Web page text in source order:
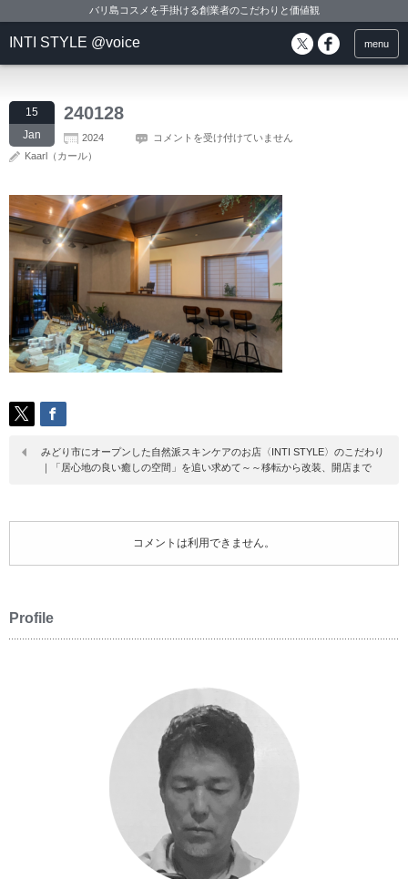
バリ島コスメを手掛ける創業者のこだわりと価値観
INTI STYLE @voice menu
15
Jan
240128
2024
コメントを受け付けていません
Kaarl（カール）
みどり市にオープンした自然派スキンケアのお店〈INTI STYLE〉のこだわり
｜「居心地の良い癒しの空間」を追い求めて～～移転から改装、開店まで
コメントは利用できません。
Profile